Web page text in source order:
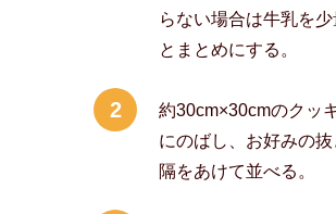
らない場合は牛乳を
とまとめにする。
2
約30cm×30cmのクッ
にのばし、お好みの
隔をあけて並べる。